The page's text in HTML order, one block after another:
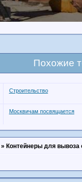
Похожие
Строительство
Москвичам посвящается
» Контейнеры для вывоза